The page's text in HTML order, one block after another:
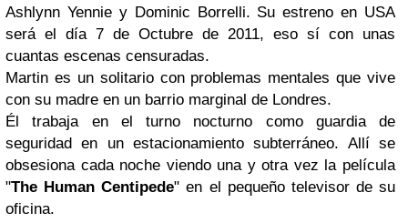
Ashlynn Yennie y Dominic Borrelli. Su estreno en USA
será el día 7 de Octubre de 2011, eso sí con unas
cuantas escenas censuradas.
Martin es un solitario con problemas mentales que vive
con su madre en un barrio marginal de Londres.
Él trabaja en el turno nocturno como guardia de
seguridad en un estacionamiento subterráneo. Allí se
obsesiona cada noche viendo una y otra vez la película
"The Human Centipede" en el pequeño televisor de su
oficina.